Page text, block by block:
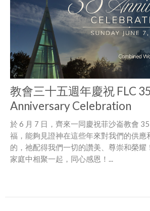
教會三十五週年慶祝 FLC
Anniversary Celebration
於 6 月 7 日，齊來一同慶祝菲沙崙教會
福，能夠見證神在這些年來對我們的供應
的，祂配得我們一切的讚美、尊崇和榮耀
家庭中相聚一起，同心感恩！...